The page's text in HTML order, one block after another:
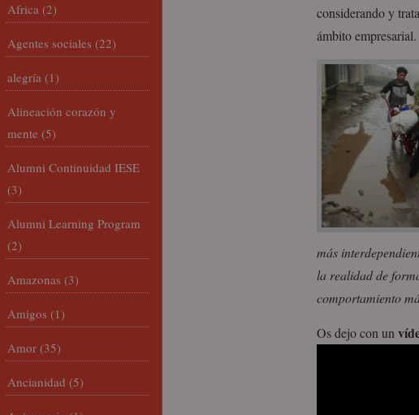
considerando y
ámbito empresarial.
más
la realidad de
comportamiento
Os dejo con un
Africa (2)
Agentes sociales (22)
alegría (1)
Alineación corazón y
mente (5)
Alumni Continuidad IESE
(3)
Alumni Learning Program
(2)
Amazonas (3)
Amigos (1)
Amor (35)
Ancianidad (5)